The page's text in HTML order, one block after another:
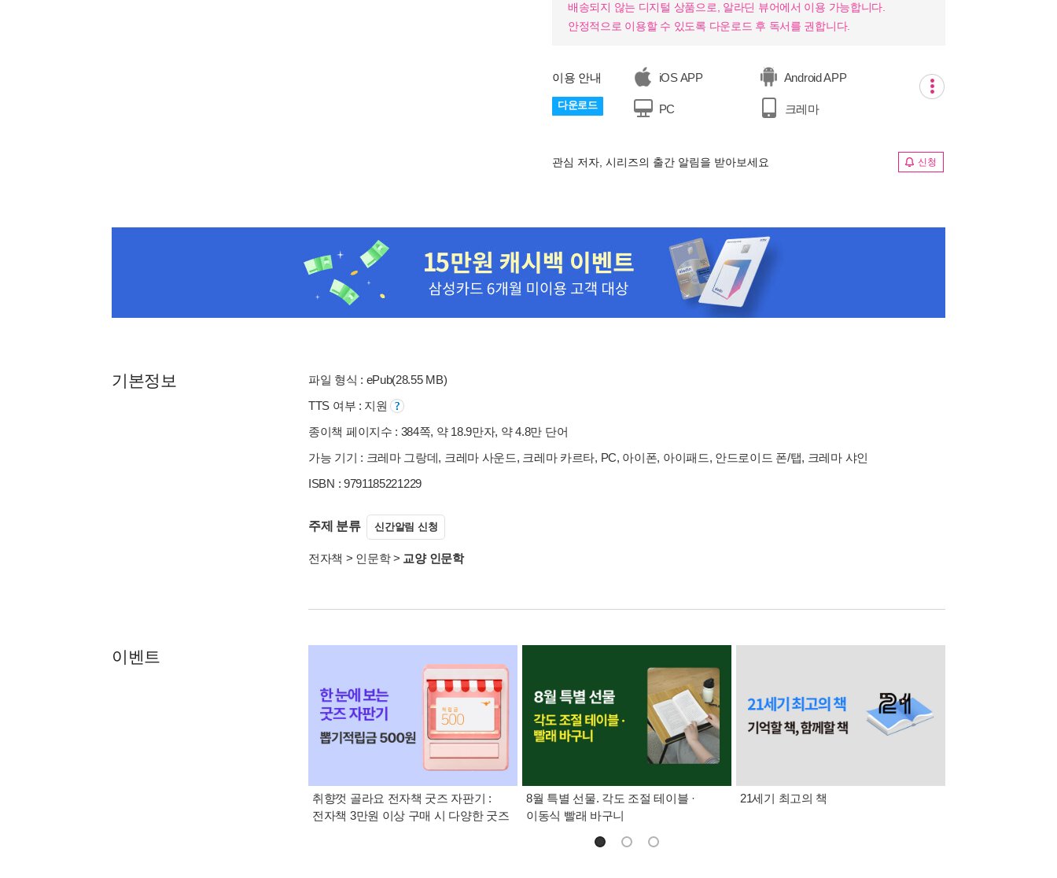
배송되지 않는 디지털 상품으로, 알라딘 뷰어에서 이용 가능합니다.
안정적으로 이용할 수 있도록 다운로드 후 독서를 권합니다.
이용 안내
다운로드
iOS APP Android APP
PC 크레마
관심 저자, 시리즈의 출간 알림을 받아보세요 신청
기본정보
파일 형식 : ePub(28.55 MB)
TTS 여부 : 지원
종이책 페이지수 : 384쪽, 약 18.9만자, 약 4.8만 단어
가능 기기 : 크레마 그랑데, 크레마 사운드, 크레마 카르타, PC, 아이폰, 아이패드, 안드로이드 폰/탭, 크레마 샤인
ISBN : 9791185221229
주제 분류 신간알림 신청
전자책 > 인문학> 교양 인문학
이벤트
취향껏 골라요 전자책 굿즈 자판기 :
전자책 3만원 이상 구매 시 다양한 굿즈
8월 특별 선물. 각도 조절 테이블 ·
이동식 빨래 바구니
21세기 최고의 책